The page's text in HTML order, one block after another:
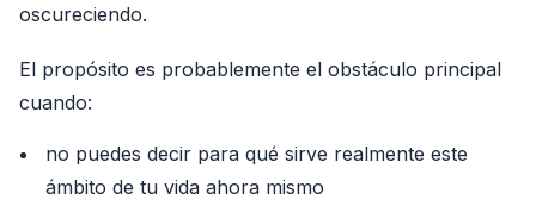
oscureciendo.
El propósito es probablemente el obstáculo principal
cuando:
no puedes decir para qué sirve realmente este
ámbito de tu vida ahora mismo